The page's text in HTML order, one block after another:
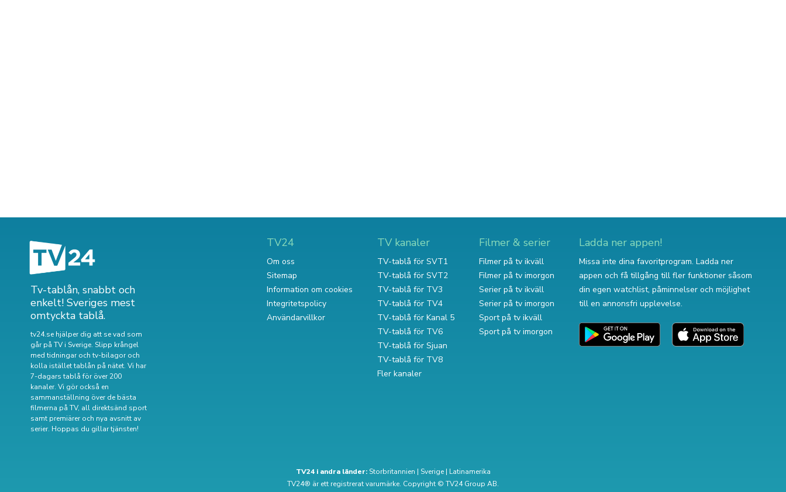
Tv-tablån, snabbt och
enkelt! Sveriges mest
omtyckta tablå.
tv24.se hjälper dig att se vad som
går på TV i Sverige. Slipp krångel
med tidningar och tv-bilagor och
kolla istället tablån på nätet. Vi har
7-dagars tablå för över 200
kanaler. Vi gör också en
sammanställning överde bästa
filmerna på TV, all direktsänd sport
samt premiärer och nya avsnitt av
serier. Hoppas du gillar tjänsten!
TV24
Om oss
Sitemap
Information om cookies
Integritetspolicy
Användarvillkor
TV kanaler
TV-tablå för SVT1
TV-tablå för SVT2
TV-tablå för TV3
TV-tablå för TV4
TV-tablå för Kanal 5
TV-tablå för TV6
TV-tablå för Sjuan
TV-tablå för TV8
Fler kanaler
Filmer & serier
Filmer på tv ikväll
Filmer på tv imorgon
Serier på tv ikväll
Serier på tv imorgon
Sport på tv ikväll
Sport på tv imorgon
Ladda ner appen!
Missa inte dina favoritprogram. Ladda ner
appen och få tillgång till fler funktioner såsom
din egen watchlist, påminnelser och möjlighet
till en annonsfri upplevelse.
TV24 i andra länder: Storbritannien | Sverige| Latinamerika
TV24® är ett registrerat varumärke. Copyright © TV24 Group AB.